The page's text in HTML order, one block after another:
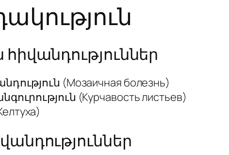
հիվանդություններ
(Мозаичная болезнь)
(Курчавость листьев)